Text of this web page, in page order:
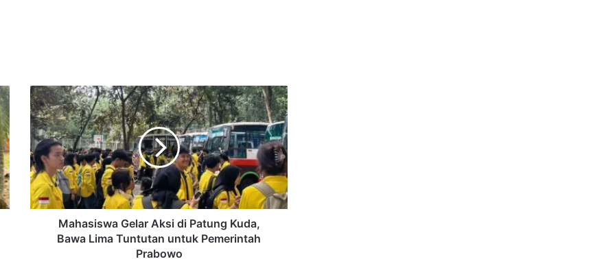
Mahasiswa
Gelar
Aksi
di
Patung
Kuda,
Bawa
Lima
Tuntutan
Pemerintah
Mahasiswa Gelar Aksi di Patung Kuda,
Bawa Lima Tuntutan untuk Pemerintah
Prabowo